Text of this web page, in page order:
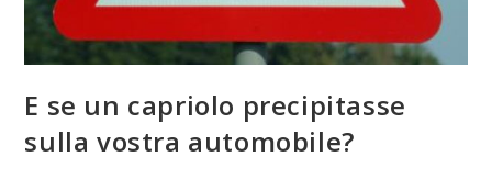
E se un capriolo precipitasse
sulla vostra automobile?